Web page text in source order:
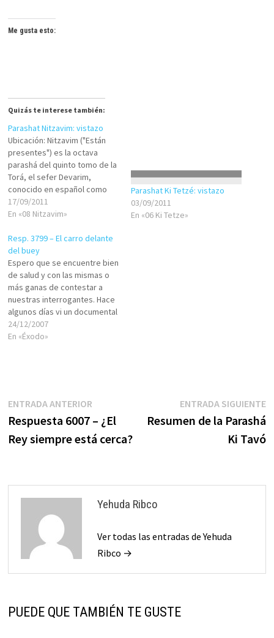
Me gusta esto:
Quizás te interese también:
Parashat Nitzavim: vistazo
Ubicación: Nitzavim ("Están
presentes") es la octava
parashá del quinto tomo de la
Torá, el sefer Devarim,
conocido en español como
"Deuteronomio". Temáticas:
Podemos señalar las
nuestra parashá: Alianza con
el Eterno El día de su muerte,
Moshé congregó a todos los
miembros del pueblo de
Israel…
17/09/2011
En «08 Nitzavim»
Parashat Ki Tetzé: vistazo
03/09/2011
En «06 Ki Tetze»
Resp. 3799 – El carro delante
del buey
Espero que se encuentre bien
de salud y con las mismas o
más ganas de contestar a
nuestras interrogantes. Hace
algunos días vi un documental
llamado Zeitgeist en internet,
en donde acusa al judaísmo
24/12/2007
En «Éxodo»
Navegación
de
entradas
ENTRADA ANTERIOREntrada
anterior:
Respuesta 6007 – ¿El
Rey siempre está cerca?
ENTRADA SIGUIENTE
Resumen de la Parashá
Ki Tavó
Yehuda Ribco
Ver todas las entradas de Yehuda
Ribco →
PUEDE QUE TAMBIÉN TE GUSTE